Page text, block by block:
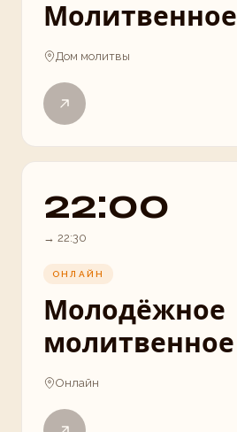
Молитвенное
Дом молитвы
22:00
→ 22:30
ОНЛАЙН
Молодёжное
молитвенное
Онлайн